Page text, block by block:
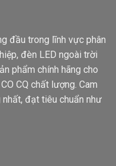
đầu trong lĩnh vực phân
đèn LED ngoài trời
phẩm chính hãng cho
CQ chất lượng. Cam
đạt tiêu chuẩn như